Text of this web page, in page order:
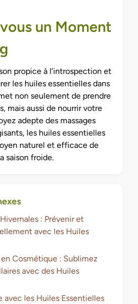
un Moment
propice à l’introspection et
les huiles essentielles dans
non seulement de prendre
mais aussi de nourrir votre
adepte des massages
les huiles essentielles
naturel et efficace de
saison froide.
: Prévenir et
avec les Huiles
Cosmétique : Sublimez
avec des Huiles
avec les Huiles Essentielles